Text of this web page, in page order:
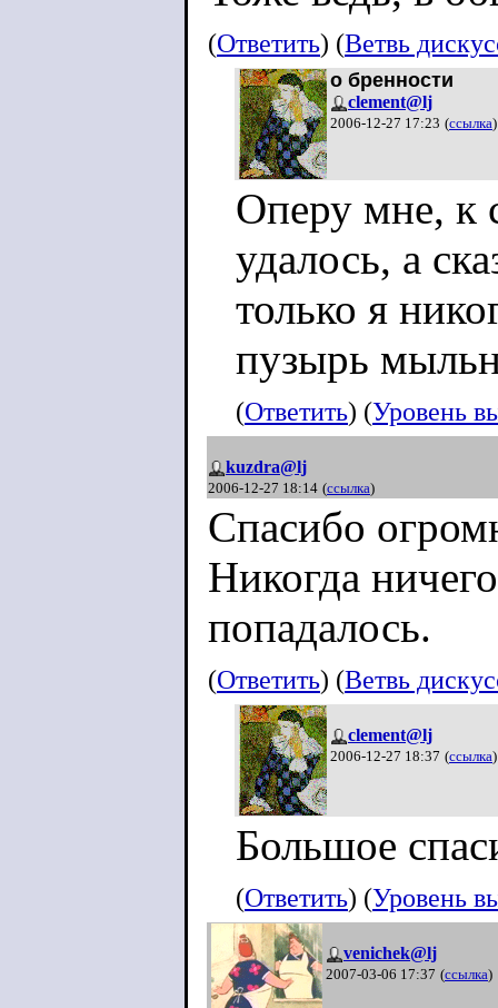
(Ответить) (Ветвь
о бренности
clement@lj
2006-12-27 17:23 (ссылка)
Оперу мне, к
удалось, а
только я
пузырь
(Ответить) (Уровень
kuzdra@lj
2006-12-27 18:14 (ссылка)
Спасибо
Никогда
попадалось.
(Ответить) (Ветвь
clement@lj
2006-12-27 18:37 (ссылка)
Большое
(Ответить) (Уровень
venichek@lj
2007-03-06 17:37 (ссылка)